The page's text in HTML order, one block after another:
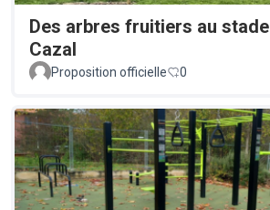
Des arbres fruitiers au stade
Cazal
Proposition officielle 0